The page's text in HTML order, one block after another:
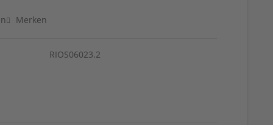
Merken
RIOS06023.2